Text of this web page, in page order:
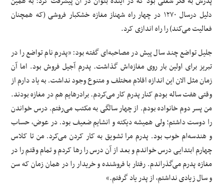
دلیل درسال ۱۲۷۰ در چهار راه شهناز مغازه خشکبار فروشی (که همچنان
فعالیت می‌کند) را راه اندازی کرد.
جلیل تواضع چند سال پیش در مصاحبه‌ای گفته بود: «پدرم نام تواضع را در
تبریز برای اولین بار روی مغازه‌اش گذاشت. پدرم آجیل فروش بود. اما آن
زمان مثل الان این اندازه اقلام مختلف و متنوع وجود نداشت. به یاد دارم از
وقتی هفت ساله بودم کنار پدرم کار می‌کردم. برادرهایم هم در مغازه بودند.
من پسر دوم خانواده بودم. از چهار سالگی به مکتب می‌رفتم. درس خواندن
را دوست داشتم؛ ولی همیشه دیکته و انشایم ضعیف بود. در عوض، حساب
و هندسه‌ام خوب بود. پدرم مرا تشویق به کار کردن می‌کرد. من تا کلاس
چهارم ابتدایی درس خواندم و بعد از آن درس را رها کردم و تمام وقتم را در
مغازه پدرم می‌گذراندم. رفتار با فروشنده و خریدار را در همان زمان که سن
و سال زیادی نداشتم، از پدر یاد گرفتم.»